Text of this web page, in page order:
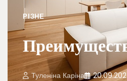
РІЗНЕ
Туленіна Каріна